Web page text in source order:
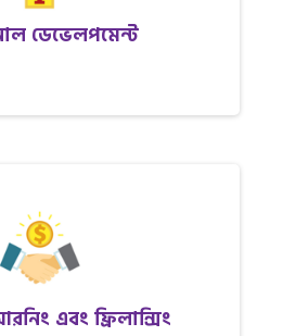
ডেভেলপমেন্ট
এবং ফ্রিলান্সিং